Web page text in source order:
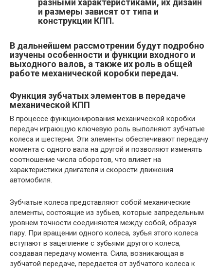
разными характеристиками, их дизайн
и размеры зависят от типа и
конструкции КПП.
В дальнейшем рассмотрении будут подробно
изучены особенности и функции входного и
выходного валов, а также их роль в общей
работе механической коробки передач.
Функция зубчатых элементов в передаче
механической КПП
В процессе функционирования механической коробки
передач играющую ключевую роль выполняют зубчатые
колеса и шестерни. Эти элементы обеспечивают передачу
момента с одного вала на другой и позволяют изменять
соотношение числа оборотов, что влияет на
характеристики двигателя и скорости движения
автомобиля.
Зубчатые колеса представляют собой механические
элементы, состоящие из зубьев, которые запредельным
уровнем точности соединяются между собой, образуя
пару. При вращении одного колеса, зубья этого колеса
вступают в зацепление с зубьями другого колеса,
создавая передачу момента. Сила, возникающая в
зубчатой передаче, передается от зубчатого колеса к